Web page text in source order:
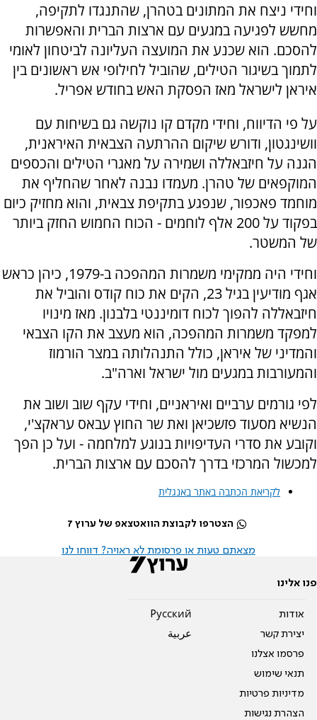
וחידי ניצח את המתונים בטהרן, שהתנגדו לתקיפה,
מחשש לפגיעה במגעים עם ארצות הברית והאפשרות
להסכם. הוא שכנע את המועצה העליונה לביטחון לאומי
לתמוך בשיגור הטילים, שהוביל לחילופי אש ראשונים בין
איראן לישראל מאז הפסקת האש בחודש אפריל.
על פי הדיווח, וחידי מקדם קו נוקשה גם בשיחות עם
וושינגטון, ודורש שיקום ההרתעה הצבאית האיראנית,
הגנה על חיזבאללה ושמירה על מאגרי הטילים והכספים
המוקפאים של טהרן. מעמדו נבנה לאחר שהחליף את
מוחמד פאכפור, שנפגע בתקיפת צבאית, והוא מחזיק כיום
בפקוד על 200 אלף לוחמים - הכוח החמוש החזק ביותר
של המשטר.
וחידי היה ממקימי משמרות המהפכה ב-1979, כיהן כראש
אגף מודיעין בגיל 23, הקים את כוח קודס והוביל את
חיזבאללה להפוך לכוח דומיננטי בלבנון. מאז מינויו
למפקד משמרות המהפכה, הוא מעצב את הקו הצבאי
והמדיני של איראן, כולל התנהלותה במצר הורמוז
והמעורבות במגעים מול ישראל וארה"ב.
לפי גורמים ערביים ואיראניים, וחידי עקף שוב ושוב את
הנשיא מסעוד פזשכיאן ואת שר החוץ עבאס עראקצ'י,
וקובע את סדרי העדיפויות בנוגע למלחמה - ועל כן הפך
למכשול המרכזי בדרך להסכם עם ארצות הברית.
לקריאת הכתבה באתר באנגלית
הצטרפו לקבוצת הוואטצאפ של ערוץ 7
מצאתם טעות או פרסומת לא ראויה? דווחו לנו
פנו אלינו
אודות
יצירת קשר
פרסמו אצלנו
תנאי שימוש
מדיניות פרטיות
הצהרת נגישות
Pусский
عربية